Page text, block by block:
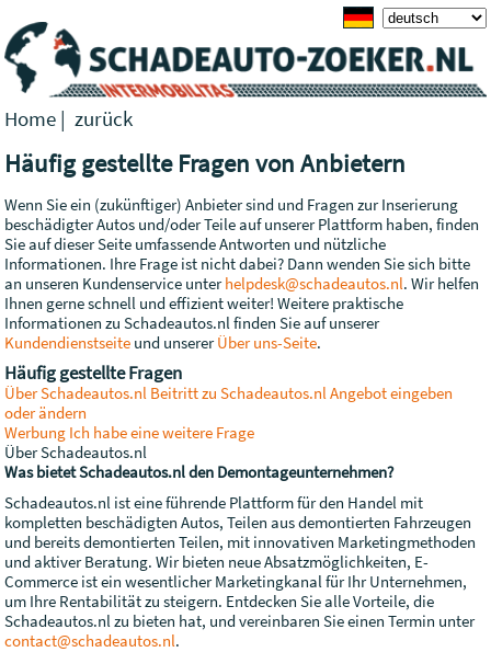
Home |zurück
Häufig gestellte Fragen von Anbietern
Wenn Sie ein (zukünftiger) Anbieter sind und Fragen zur Inserierung
beschädigter Autos und/oder Teile auf unserer Plattform haben, finden
Sie auf dieser Seite umfassende Antworten und nützliche
Informationen. Ihre Frage ist nicht dabei? Dann wenden Sie sich bitte
an unseren Kundenservice unterhelpdesk@schadeautos.nl. Wir helfen
Ihnen gerne schnell und effizient weiter! Weitere praktische
Informationen zu Schadeautos.nl finden Sie auf unserer
Kundendienstseite und unsererÜber uns-Seite.
Häufig gestellte Fragen
Über Schadeautos.nl Beitritt zu Schadeautos.nlAngebot eingeben
oder ändern
Werbung Ich habe eine weitere Frage
Über Schadeautos.nl
Was bietet Schadeautos.nl den Demontageunternehmen?
Schadeautos.nl ist eine führende Plattform für den Handel mit
kompletten beschädigten Autos, Teilen aus demontierten Fahrzeugen
und bereits demontierten Teilen, mit innovativen Marketingmethoden
und aktiver Beratung. Wir bieten neue Absatzmöglichkeiten, E-
Commerce ist ein wesentlicher Marketingkanal für Ihr Unternehmen,
um Ihre Rentabilität zu steigern. Entdecken Sie alle Vorteile, die
Schadeautos.nl zu bieten hat, und vereinbaren Sie einen Termin unter
contact@schadeautos.nl.